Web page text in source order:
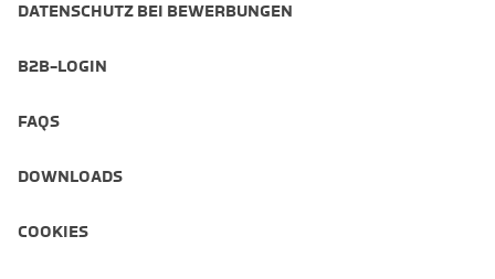
DATENSCHUTZ BEI BEWERBUNGEN
B2B-LOGIN
FAQS
DOWNLOADS
COOKIES